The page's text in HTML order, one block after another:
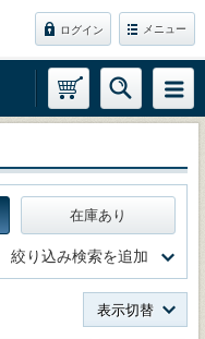
ログイン メニュー
在庫あり
絞り込み検索を追加
表示切替